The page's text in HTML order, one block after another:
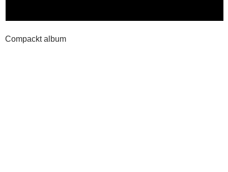
Compackt album